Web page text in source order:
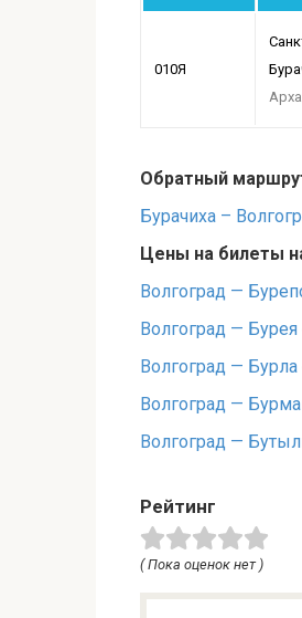
010Я
Обратный
Бурачиха –
Цены на билеты
Волгоград —
Волгоград — Бурея
Волгоград — Бурла
Волгоград —
Волгоград —
Рейтинг
( Пока оценок нет )